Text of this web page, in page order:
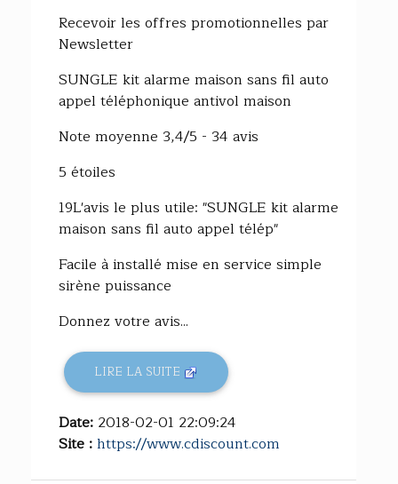
Recevoir les offres promotionnelles par
Newsletter
SUNGLE kit alarme maison sans fil auto
appel téléphonique antivol maison
Note moyenne 3,4/5 - 34 avis
5 étoiles
19L'avis le plus utile: "SUNGLE kit alarme
maison sans fil auto appel télép"
Facile à installé mise en service simple
sirène puissance
Donnez votre avis...
LIRE LA SUITE
Date: 2018-02-01 22:09:24
Site :https://www.cdiscount.com